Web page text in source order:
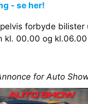
- se her!
forbyde bilister
kl. 00.00 og
for Auto